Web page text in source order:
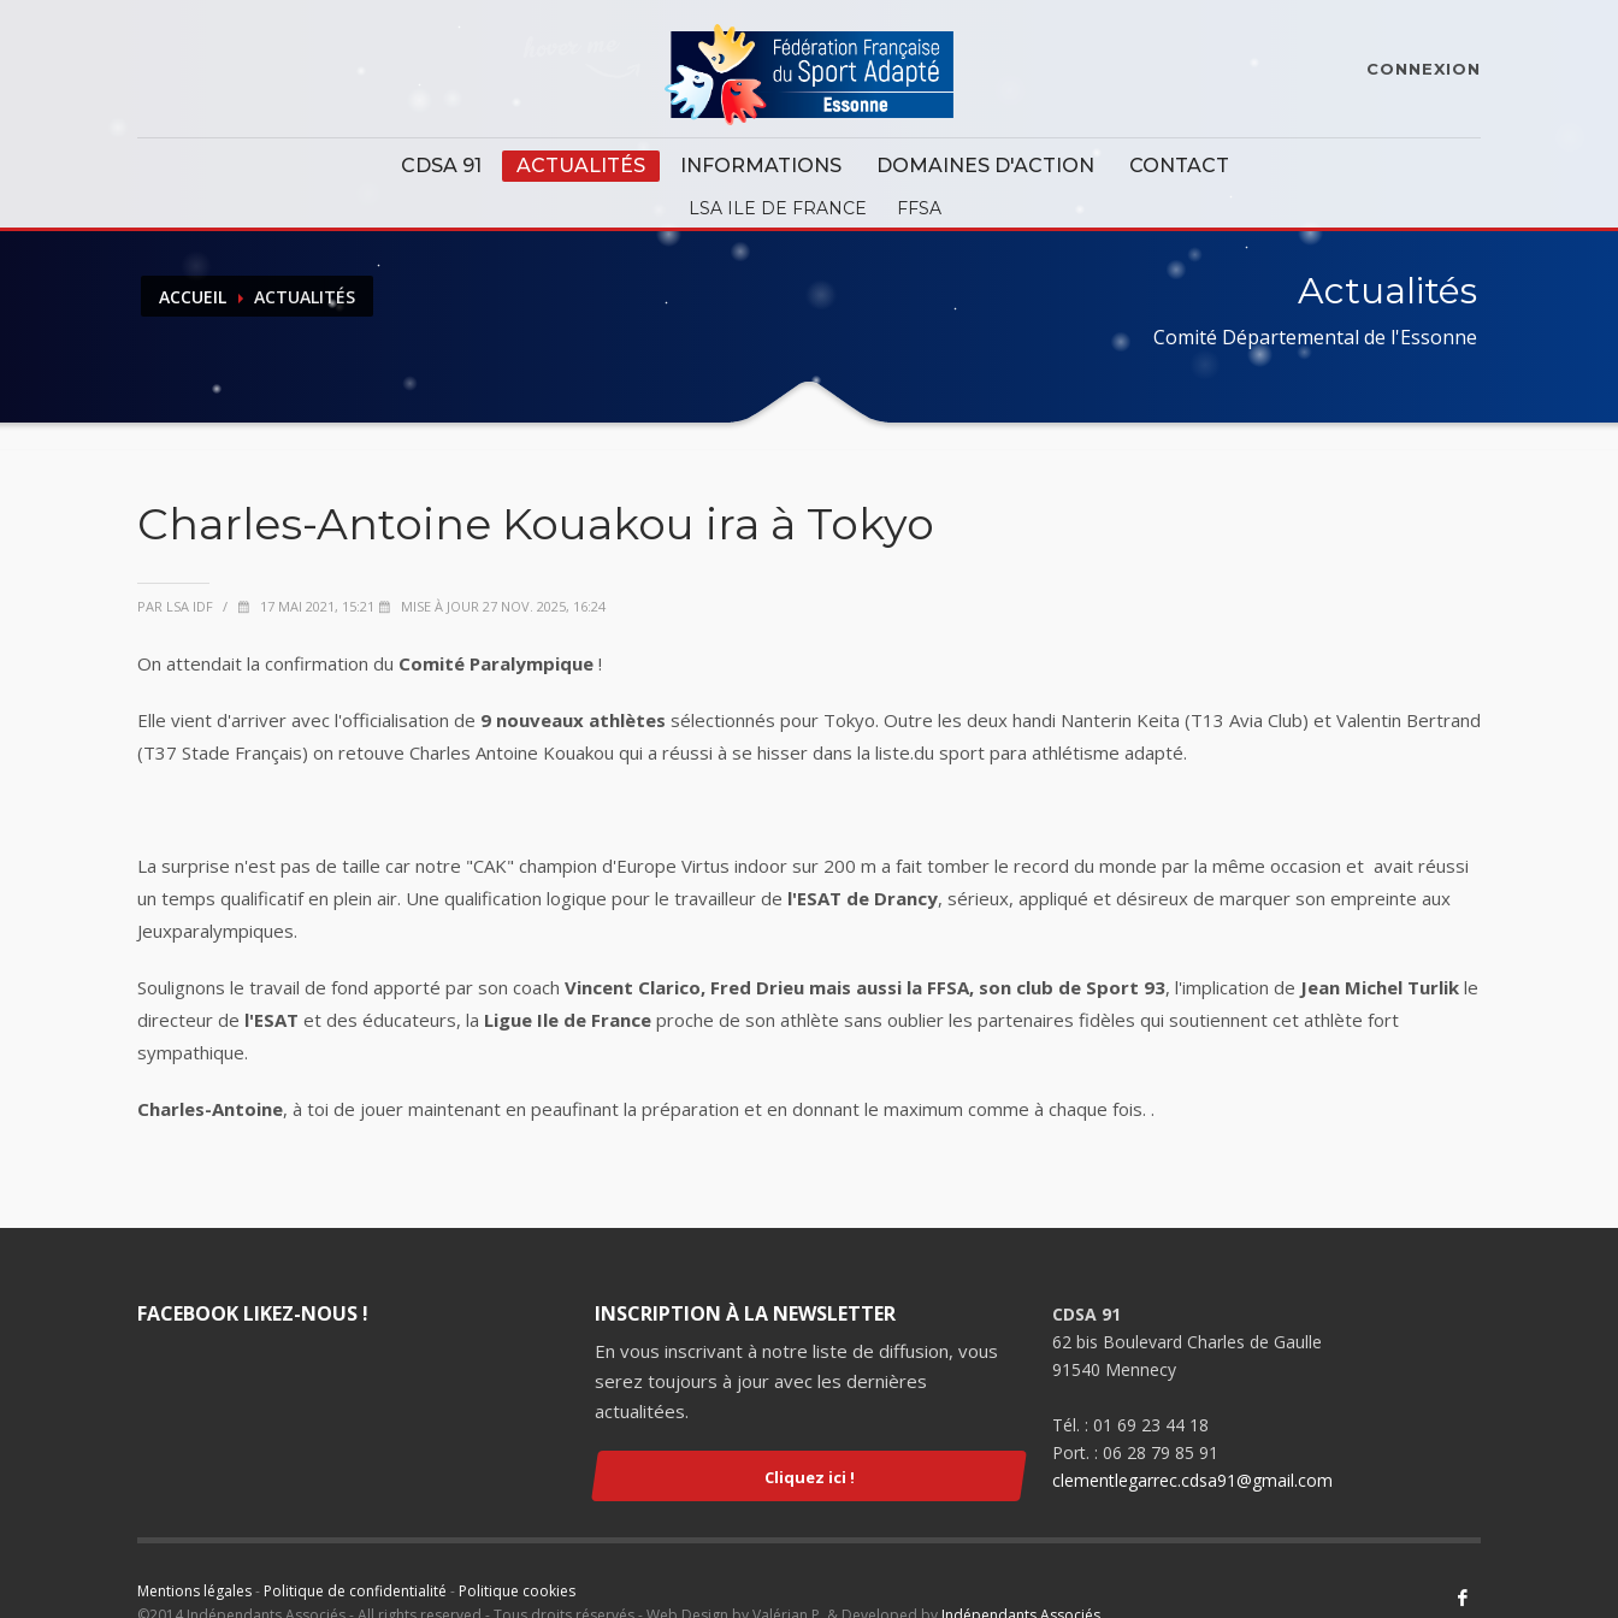
CONNEXION
CDSA 91 ACTUALITÉS INFORMATIONS DOMAINES D'ACTION CONTACT
LSA ILE DE FRANCE FFSA
ACCUEIL ACTUALITÉS Actualités
Comité Départemental de l'Essonne
Charles-Antoine Kouakou ira à Tokyo
PAR LSA IDF / 17 MAI 2021, 15:21 MISE À JOUR 27 NOV. 2025, 16:24
On attendait la confirmation du Comité Paralympique !
Elle vient d'arriver avec l'officialisation de 9 nouveaux athlètes sélectionnés pour Tokyo. Outre les deux handi Nanterin Keita (T13 Avia Club) et Valentin Bertrand
(T37 Stade Français) on retouve Charles Antoine Kouakou qui a réussi à se hisser dans la liste.du sport para athlétisme adapté.
La surprise n'est pas de taille car notre "CAK" champion d'Europe Virtus indoor sur 200 m a fait tomber le record du monde par la même occasion et avait réussi
un temps qualificatif en plein air. Une qualification logique pour le travailleur de l'ESAT de Drancy, sérieux, appliqué et désireux de marquer son empreinte aux
Jeuxparalympiques.
Soulignons le travail de fond apporté par son coach Vincent Clarico, Fred Drieu mais aussi la FFSA, son club de Sport 93, l'implication de Jean Michel Turlik le
directeur de l'ESAT et des éducateurs, la Ligue Ile de France proche de son athlète sans oublier les partenaires fidèles qui soutiennent cet athlète fort
sympathique.
Charles-Antoine, à toi de jouer maintenant en peaufinant la préparation et en donnant le maximum comme à chaque fois. .
FACEBOOK LIKEZ-NOUS ! INSCRIPTION À LA NEWSLETTER
En vous inscrivant à notre liste de diffusion, vous
serez toujours à jour avec les dernières
actualitées.
Cliquez ici !
CDSA 91
62 bis Boulevard Charles de Gaulle
91540 Mennecy
Tél. : 01 69 23 44 18
Port. : 06 28 79 85 91
clementlegarrec.cdsa91@gmail.com
Mentions légales- Politique de confidentialité - Politique cookies